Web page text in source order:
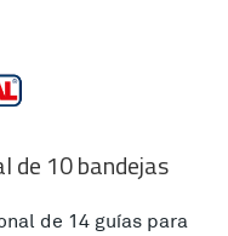
de 10 bandejas
de 14 guías para